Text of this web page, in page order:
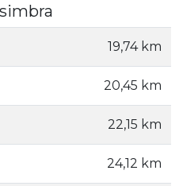
19,74 km
20,45 km
22,15 km
24,12 km